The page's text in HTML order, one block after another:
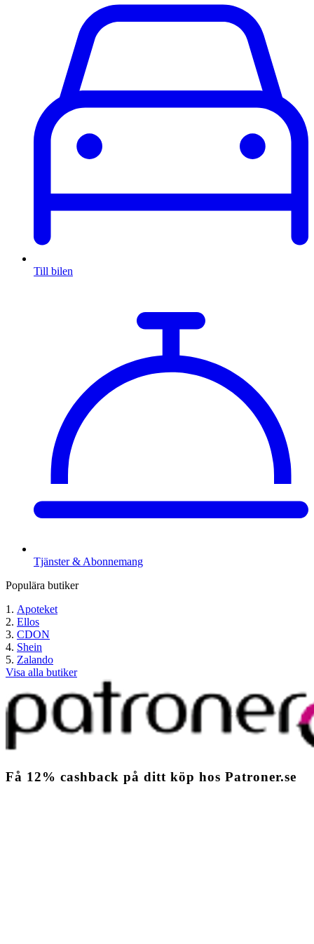
Till bilen
Tjänster & Abonnemang
Populära butiker
Apoteket
Ellos
CDON
Shein
Zalando
Visa alla butiker
Få 12% cashback på ditt köp hos Patroner.se